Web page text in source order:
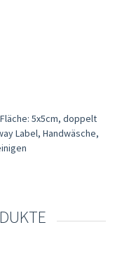
5x5cm, doppelt
Label, Handwäsche,